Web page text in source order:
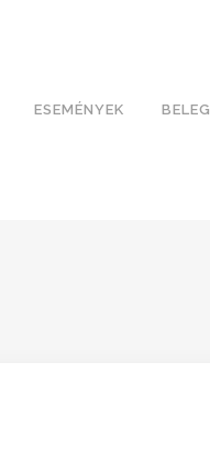
ESEMÉNYEK BELEG